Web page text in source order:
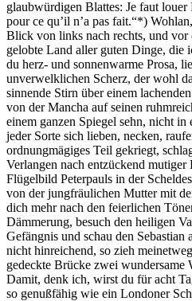
glaubwürdigen Blattes: Je faut
pour ce qu’il n’a pas fait.“*)
Blick von links nach rechts, und vor
gelobte Land aller guten Dinge, die
du herz- und sonnenwarme Prosa,
unverwelklichen Scherz, der wohl
sinnende Stirn über einem
von der Mancha auf seinen
einem ganzen Spiegel sehn, nicht
jeder Sorte sich lieben, necken,
ordnungmägiges Teil gekriegt,
Verlangen nach entzückend mutiger
Flügelbild Peterpauls in der
von der jungfräulichen Mutter mit
dich mehr nach den feierlichen
Dämmerung, besuch den heiligen
Gefängnis und schau den Sebastian
nicht hinreichend, so zieh
gedeckte Brücke zwei wundersame
Damit, denk ich, wirst du für acht
so genußfähig wie ein Londoner